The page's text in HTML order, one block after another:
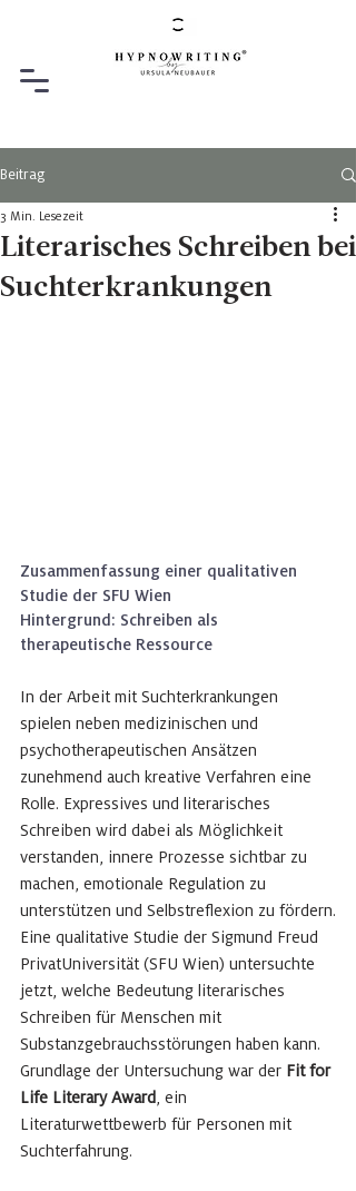
Beitrag
Literarisches Schreiben bei
Suchterkrankungen
3 Min. Lesezeit
Zusammenfassung einer qualitativen
Studie der SFU Wien
Hintergrund: Schreiben als
therapeutische Ressource
In der Arbeit mit Suchterkrankungen
spielen neben medizinischen und
psychotherapeutischen Ansätzen
zunehmend auch kreative Verfahren eine
Rolle. Expressives und literarisches
Schreiben wird dabei als Möglichkeit
verstanden, innere Prozesse sichtbar zu
machen, emotionale Regulation zu
unterstützen und Selbstreflexion zu fördern.
Eine qualitative Studie der Sigmund Freud
PrivatUniversität (SFU Wien) untersuchte
jetzt, welche Bedeutung literarisches
Schreiben für Menschen mit
Substanzgebrauchsstörungen haben kann.
Grundlage der Untersuchung war der Fit for
Life Literary Award , ein
Literaturwettbewerb für Personen mit
Suchterfahrung.